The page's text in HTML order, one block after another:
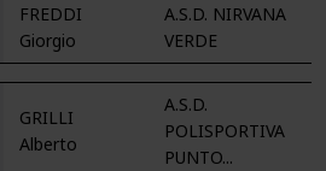
FREDDI
Giorgio
A.S.D. NIRVANA
VERDE
GRILLI
Alberto
A.S.D.
POLISPORTIVA
PUNTO...